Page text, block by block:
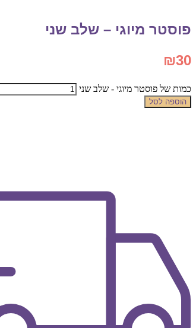
פוסטר מיוגי – שלב שני
₪30
כמות של פוסטר מיוגי - שלב שני
הוספה לסל